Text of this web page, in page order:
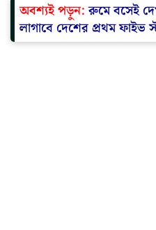
অবশ্যই পড়ুন:রুমে বসেই
লাগাবে দেশের প্রথম ফাইভ